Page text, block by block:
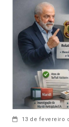
13 de fevereiro